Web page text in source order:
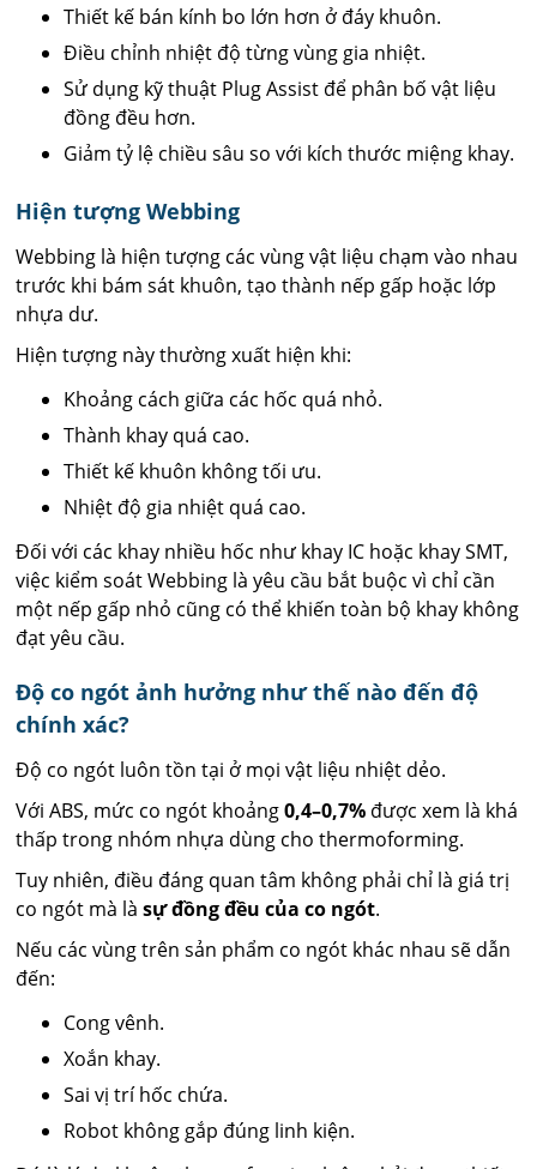
Thiết kế bán kính bo lớn hơn ở đáy khuôn.
Điều chỉnh nhiệt độ từng vùng gia nhiệt.
Sử dụng kỹ thuật Plug Assist để phân bố vật liệu
đồng đều hơn.
Giảm tỷ lệ chiều sâu so với kích thước miệng khay.
Hiện tượng Webbing
Webbing là hiện tượng các vùng vật liệu chạm vào nhau
trước khi bám sát khuôn, tạo thành nếp gấp hoặc lớp
nhựa dư.
Hiện tượng này thường xuất hiện khi:
Khoảng cách giữa các hốc quá nhỏ.
Thành khay quá cao.
Thiết kế khuôn không tối ưu.
Nhiệt độ gia nhiệt quá cao.
Đối với các khay nhiều hốc như khay IC hoặc khay SMT,
việc kiểm soát Webbing là yêu cầu bắt buộc vì chỉ cần
một nếp gấp nhỏ cũng có thể khiến toàn bộ khay không
đạt yêu cầu.
Độ co ngót ảnh hưởng như thế nào đến độ
chính xác?
Độ co ngót luôn tồn tại ở mọi vật liệu nhiệt dẻo.
Với ABS, mức co ngót khoảng0,4–0,7% được xem là khá
thấp trong nhóm nhựa dùng cho thermoforming.
Tuy nhiên, điều đáng quan tâm không phải chỉ là giá trị
co ngót mà làsự đồng đều của co ngót.
Nếu các vùng trên sản phẩm co ngót khác nhau sẽ dẫn
đến:
Cong vênh.
Xoắn khay.
Sai vị trí hốc chứa.
Robot không gắp đúng linh kiện.